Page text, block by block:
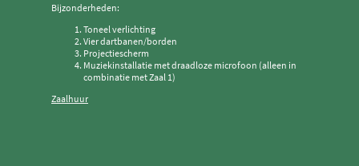
Bijzonderheden:
Toneel verlichting
Vier dartbanen/borden
Projectiescherm
Muziekinstallatie met draadloze microfoon (alleen in
combinatie met Zaal 1)
Zaalhuur